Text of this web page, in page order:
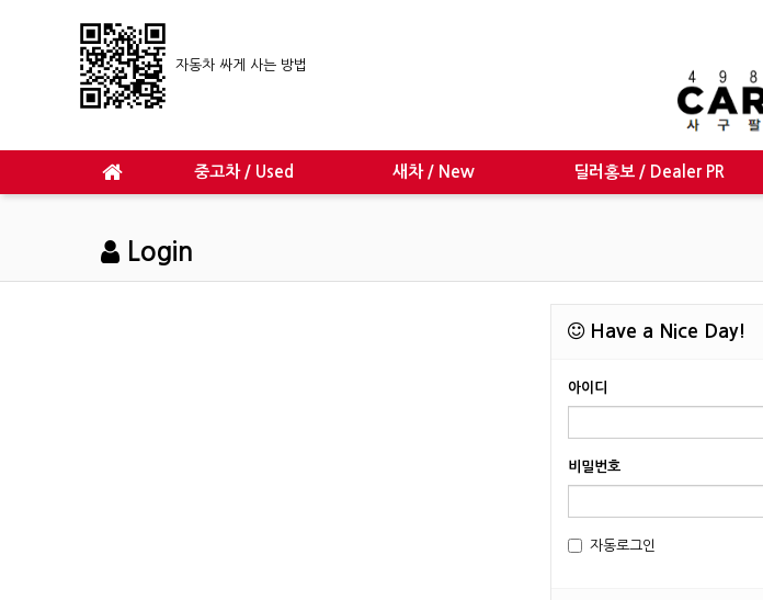
자동차 싸게 사는 방법
중고차 / Used 새차 / New 딜러홍보 / Dealer PR
Login
Have a Nice Day!
아이디
비밀번호
자동로그인